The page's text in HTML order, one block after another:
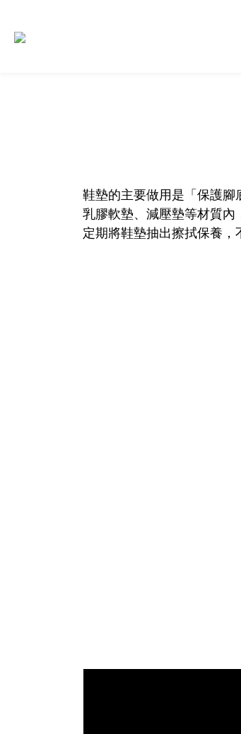
鞋墊的主要做用是「保護腳
乳膠軟墊、減壓墊等材質內
定期將鞋墊抽出擦拭保養，